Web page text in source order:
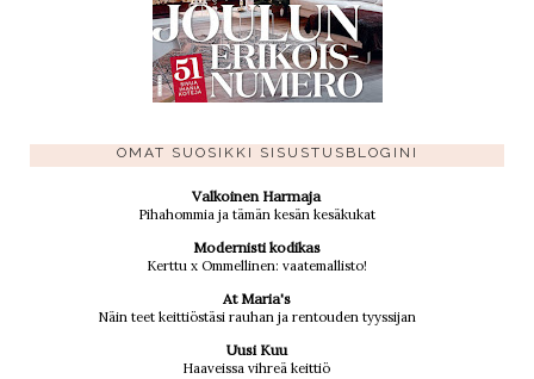
OMAT SUOSIKKI SISUSTUSBLOGINI
Valkoinen Harmaja
Pihahommia ja tämän kesän kesäkukat
Modernisti kodikas
Kerttu x Ommellinen: vaatemallisto!
At Maria's
Näin teet keittiöstäsi rauhan ja rentouden tyyssijan
Uusi Kuu
Haaveissa vihreä keittiö